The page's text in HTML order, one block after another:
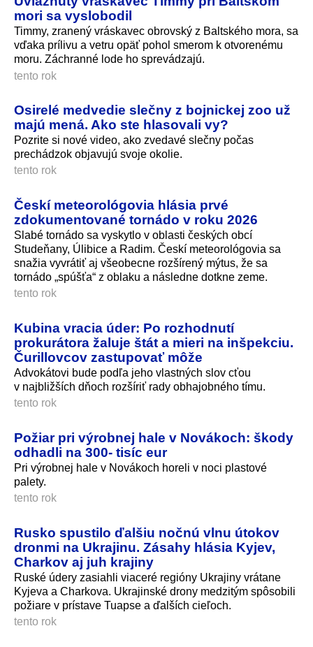
mori sa vyslobodil
Timmy, zranený vráskavec obrovský z Baltského mora, sa
vďaka prílivu a vetru opäť pohol smerom k otvorenému
moru. Záchranné lode ho sprevádzajú.
tento rok
Osirelé medvedie slečny z bojnickej zoo už
majú mená. Ako ste hlasovali vy?
Pozrite si nové video, ako zvedavé slečny počas
prechádzok objavujú svoje okolie.
tento rok
Českí meteorológovia hlásia prvé
zdokumentované tornádo v roku 2026
Slabé tornádo sa vyskytlo v oblasti českých obcí
Studeňany, Úlibice a Radim. Českí meteorológovia sa
snažia vyvrátiť aj všeobecne rozšírený mýtus, že sa
tornádo „spúšťa“ z oblaku a následne dotkne zeme.
tento rok
Kubina vracia úder: Po rozhodnutí
prokurátora žaluje štát a mieri na inšpekciu.
Čurillovcov zastupovať môže
Advokátovi bude podľa jeho vlastných slov cťou
v najbližších dňoch rozšíriť rady obhajobného tímu.
tento rok
Požiar pri výrobnej hale v Novákoch: škody
odhadli na 300- tisíc eur
Pri výrobnej hale v Novákoch horeli v noci plastové
palety.
tento rok
Rusko spustilo ďalšiu nočnú vlnu útokov
dronmi na Ukrajinu. Zásahy hlásia Kyjev,
Charkov aj juh krajiny
Ruské údery zasiahli viaceré regióny Ukrajiny vrátane
Kyjeva a Charkova. Ukrajinské drony medzitým spôsobili
požiare v prístave Tuapse a ďalších cieľoch.
tento rok